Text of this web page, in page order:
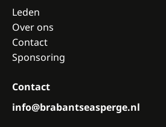
Leden
Over ons
Contact
Sponsoring
Contact
info@brabantseasperge.nl